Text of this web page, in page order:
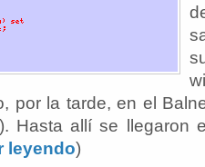
por la tarde, en el
Hasta allí se llegaron
leyendo)